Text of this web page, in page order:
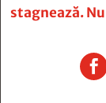
stagnează.
